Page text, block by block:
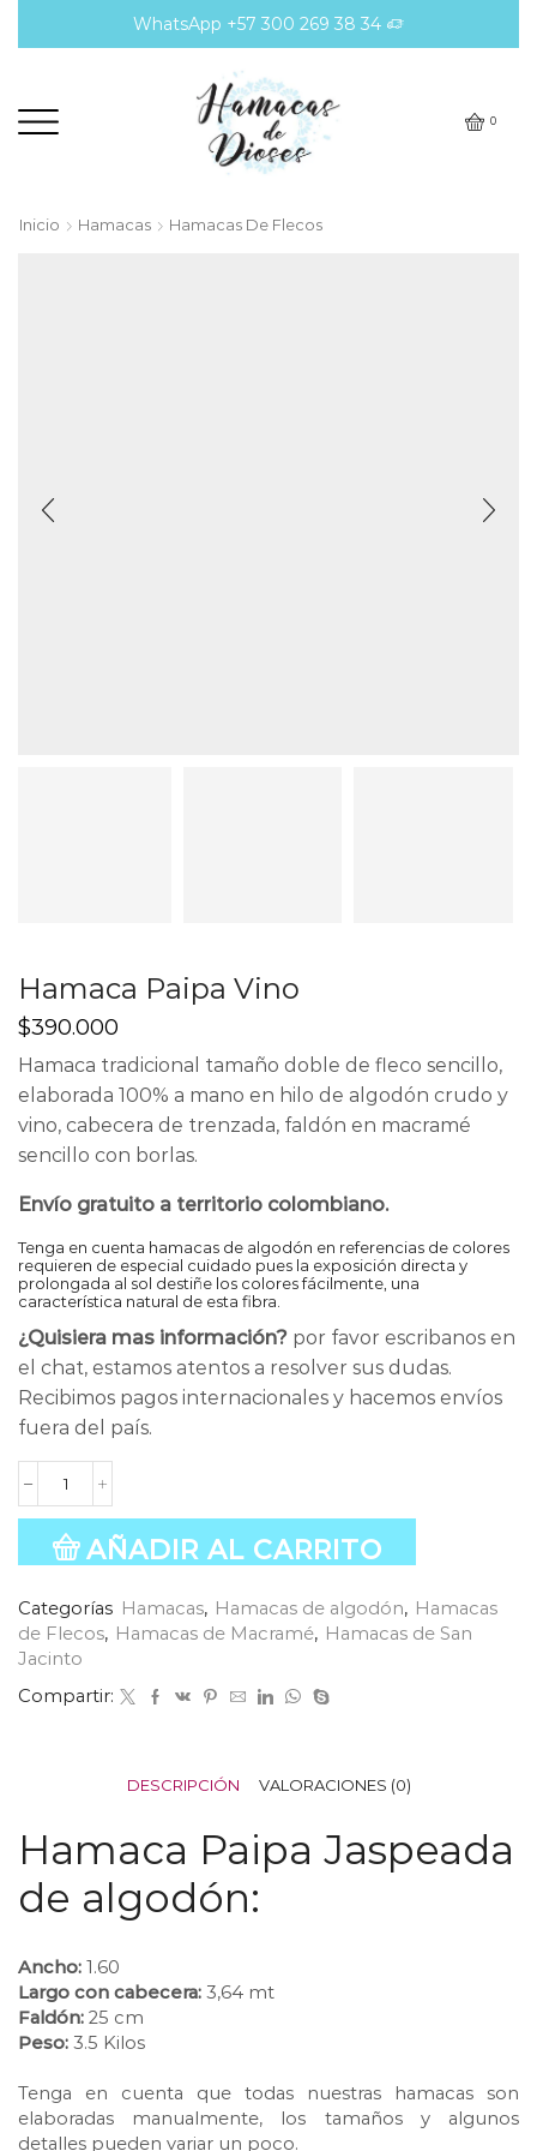
WhatsApp +57 300 269 38 34
0
Inicio Hamacas Hamacas De Flecos
Hamaca Paipa Vino
$390.000
Hamaca tradicional tamaño doble de fleco sencillo,
elaborada 100% a mano en hilo de algodón crudo y
vino, cabecera de trenzada, faldón en macramé
sencillo con borlas.
Envío gratuito a territorio colombiano.
Tenga en cuenta hamacas de algodón en referencias de colores
requieren de especial cuidado pues la exposición directa y
prolongada al sol destiñe los colores fácilmente, una
característica natural de esta fibra.
¿Quisiera mas información? por favor escribanos en
el chat, estamos atentos a resolver sus dudas.
Recibimos pagos internacionales y hacemos envíos
fuera del país.
Hamaca
Paipa
Vino
cantidad
AÑADIR AL CARRITO
Categorías Hamacas, Hamacas de algodón, Hamacas
de Flecos, Hamacas de Macramé, Hamacas de San
Jacinto
Compartir:
DESCRIPCIÓN VALORACIONES (0)
Hamaca Paipa Jaspeada
de algodón:
Ancho: 1.60
Largo con cabecera: 3,64 mt
Faldón: 25 cm
Peso: 3.5 Kilos
Tenga en cuenta que todas nuestras hamacas son
elaboradas manualmente, los tamaños y algunos
detalles pueden variar un poco.